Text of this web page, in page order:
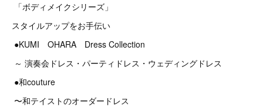
「ボディメイクシリーズ」
スタイルアップをお手伝い
●KUMI OHARA Dress Collection
～ 演奏会ドレス・パーティドレス・ウェディングドレス
●和couture
〜和テイストのオーダードレス